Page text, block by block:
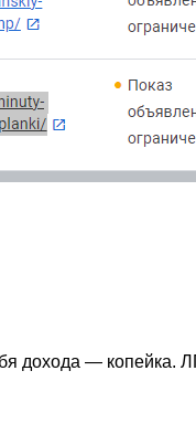
дохода — копейка.